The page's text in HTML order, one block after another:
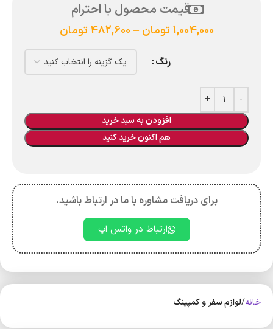
قیمت محصول با احترام
1,004,000 تومان –
482,600 تومان
رنگ
افزودن به سبد خرید
هم اکنون خرید کنید
برای دریافت مشاوره با ما در ارتباط باشید.
ارتباط در واتس اپ
خانه لوازم سفر و کمپینگ